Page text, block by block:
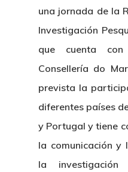
una jornada de la
Investigación
que cuenta
Consellería do
prevista la
diferentes países
y Portugal y tiene
la comunicación y
la